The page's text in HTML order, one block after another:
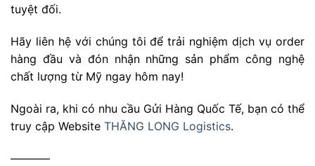
tuyệt đối.
Hãy liên hệ với chúng tôi để trải nghiệm dịch vụ order
hàng đầu và đón nhận những sản phẩm công nghệ
chất lượng từ Mỹ ngay hôm nay!
Ngoài ra, khi có nhu cầu Gửi Hàng Quốc Tế, bạn có thể
truy cập Website THĂNG LONG Logistics.
———–